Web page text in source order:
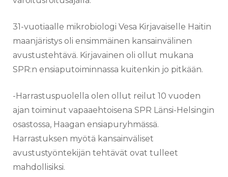
31-vuotiaalle mikrobiologi Vesa Kirjavaiselle Haitin
maanjäristys oli ensimmäinen kansainvälinen
avustustehtävä. Kirjavainen oli ollut mukana
SPR:n ensiaputoiminnassa kuitenkin jo pitkään.
-Harrastuspuolella olen ollut reilut 10 vuoden
ajan toiminut vapaaehtoisena SPR Länsi-Helsingin
osastossa, Haagan ensiapuryhmässä.
Harrastuksen myötä kansainväliset
avustustyöntekijän tehtävät ovat tulleet
mahdollisiksi.